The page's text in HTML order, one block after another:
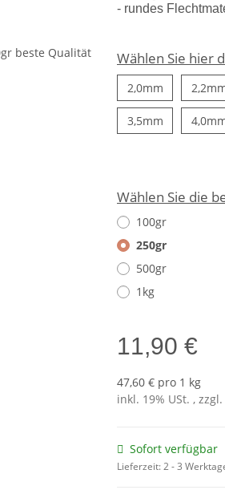
- rundes
Wählen Sie hier
2,0mm2,0mm
3,5mm3,5mm
Wählen Sie die
100gr
250gr
500gr
1kg
11,90 €
47,60 € pro 1 kg
inkl. 19% USt. , zzgl.
Sofort verfügbar
Lieferzeit:2 - 3